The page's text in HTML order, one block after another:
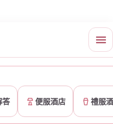
答 便服酒店 禮服